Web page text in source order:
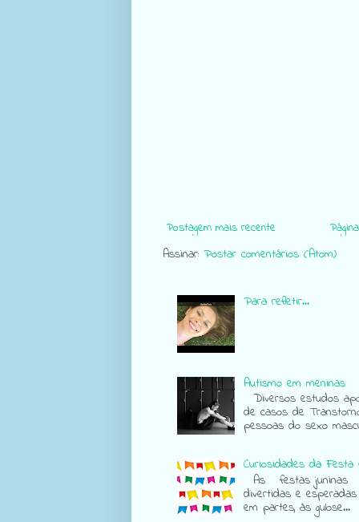
Postagem mais recente
Assinar:Postar comentários (Atom)
Para refletir...
Autismo em meninas
Diversos estudos
de casos de
pessoas do sexo
Curiosidades da Festa
As festas juninas
divertidas e
em partes, às gulose...